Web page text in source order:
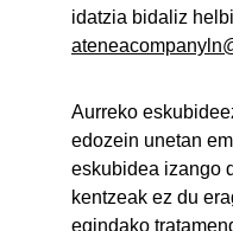
idatzia bidaliz
Aurreko
edozein unetan
eskubidea izango
kentzeak ez du
egindako